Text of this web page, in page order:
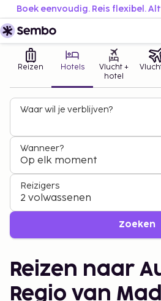
Boek eenvoudig. Reis flexibel.
Reizen Hotels
Vlucht +
hotel
Waar wil je verblijven?
Wanneer?
Op elk moment
Reizigers
2 volwassenen
Zoeken
Reizen naar
Regio van